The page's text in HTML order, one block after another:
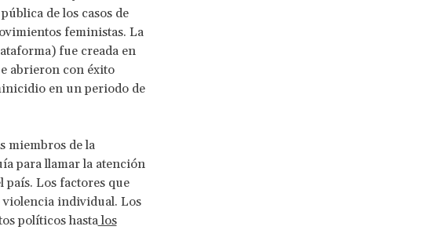
de los casos de
feministas. La
fue creada en
abrieron con éxito
en un periodo de
miembros de la
para llamar la atención
Los factores que
individual. Los
políticos hastalos